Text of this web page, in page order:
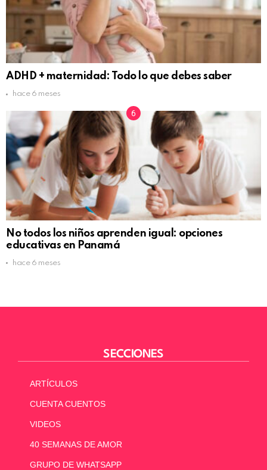
ADHD + maternidad: Todo lo que debes saber
hace 6 meses
No todos los niños aprenden igual: opciones
educativas en Panamá
hace 6 meses
SECCIONES
ARTÍCULOS
CUENTA CUENTOS
VIDEOS
40 SEMANAS DE AMOR
GRUPO DE WHATSAPP